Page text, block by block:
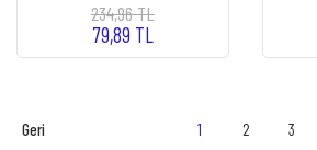
234,96 TL
79,89 TL
1 2 3